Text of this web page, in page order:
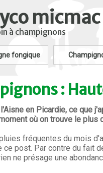
micmac
à champignons
fongique
:
en Picardie, ce que
où on trouve le
fréquentes du mois
ce post. Par contre du fait
ne présage une